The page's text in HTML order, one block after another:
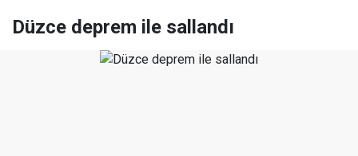
Düzce deprem ile sallandı